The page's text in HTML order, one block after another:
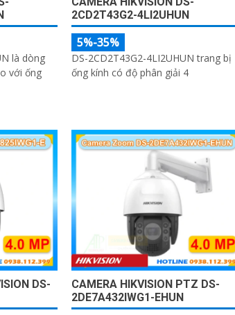
là dòng
với ống
2CD2T43G2-4LI2UHUN
5%-35%
DS-2CD2T43G2-4LI2UHUN trang bị
ống kính có độ phân giải 4
DS-
CAMERA HIKVISION PTZ DS-
2DE7A432IWG1-EHUN